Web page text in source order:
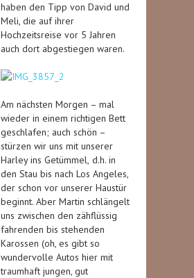
haben den Tipp von David und
Meli, die auf ihrer
Hochzeitsreise vor 5 Jahren
auch dort abgestiegen waren.
Am nächsten Morgen – mal
wieder in einem richtigen Bett
geschlafen; auch schön –
stürzen wir uns mit unserer
Harley ins Getümmel, d.h. in
den Stau bis nach Los Angeles,
der schon vor unserer Haustür
beginnt. Aber Martin schlängelt
uns zwischen den zähflüssig
fahrenden bis stehenden
Karossen (oh, es gibt so
wundervolle Autos hier mit
traumhaft jungen, gut